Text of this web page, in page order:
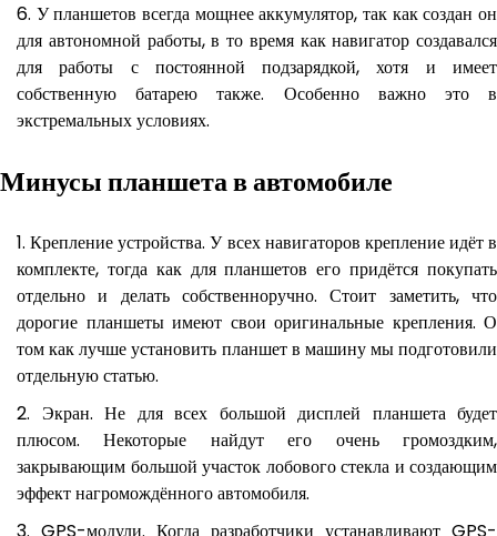
У планшетов всегда мощнее аккумулятор, так как создан он
для автономной работы, в то время как навигатор создавался
для работы с постоянной подзарядкой, хотя и имеет
собственную батарею также. Особенно важно это в
экстремальных условиях.
Минусы планшета в автомобиле
Крепление устройства. У всех навигаторов крепление идёт в
комплекте, тогда как для планшетов его придётся покупать
отдельно и делать собственноручно. Стоит заметить, что
дорогие планшеты имеют свои оригинальные крепления. О
том как лучше установить планшет в машину мы подготовили
отдельную статью.
Экран. Не для всех большой дисплей планшета будет
плюсом. Некоторые найдут его очень громоздким,
закрывающим большой участок лобового стекла и создающим
эффект нагромождённого автомобиля.